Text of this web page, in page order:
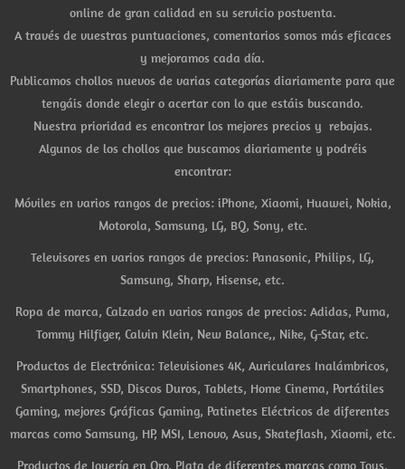
online de gran calidad en su servicio postventa.
A través de vuestras puntuaciones, comentarios somos más eficaces
y mejoramos cada día.
Publicamos chollos nuevos de varias categorías diariamente para que
tengáis donde elegir o acertar con lo que estáis buscando.
Nuestra prioridad es encontrar los mejores precios y rebajas.
Algunos de los chollos que buscamos diariamente y podréis
encontrar:
Móviles en varios rangos de precios: iPhone, Xiaomi, Huawei, Nokia,
Motorola, Samsung, LG, BQ, Sony, etc.
Televisores en varios rangos de precios: Panasonic, Philips, LG,
Samsung, Sharp, Hisense, etc.
Ropa de marca, Calzado en varios rangos de precios: Adidas, Puma,
Tommy Hilfiger, Calvin Klein, New Balance,, Nike, G-Star, etc.
Productos de Electrónica: Televisiones 4K, Auriculares Inalámbricos,
Smartphones, SSD, Discos Duros, Tablets, Home Cinema, Portátiles
Gaming, mejores Gráficas Gaming, Patinetes Eléctricos de diferentes
marcas como Samsung, HP, MSI, Lenovo, Asus, Skateflash, Xiaomi, etc.
Productos de Joyería en Oro, Plata de diferentes marcas como Tous,